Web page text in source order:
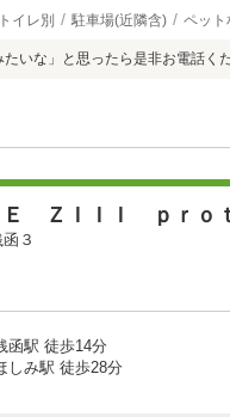
イレ別 駐車場(近隣含) ペット
たいな」と思ったら是非お電話く
Ｅ ＺＩＩＩ ｐｒｏ
３
函駅 徒歩14分
しみ駅 徒歩28分